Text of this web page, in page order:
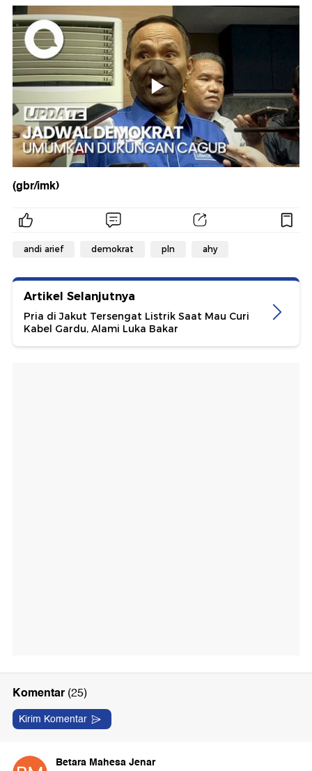
(gbr/imk)
andi arief demokrat pln ahy
Artikel Selanjutnya
Pria di Jakut Tersengat Listrik Saat Mau Curi
Kabel Gardu, Alami Luka Bakar